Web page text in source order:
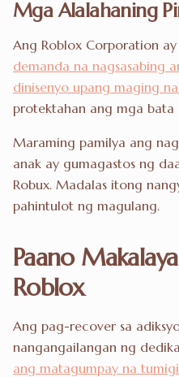
Mga Alalahaning
Ang Roblox Corporation ay
demanda na nagsasabing
dinisenyo upang maging
protektahan ang mga bata
Maraming pamilya ang
anak ay gumagastos ng
Robux. Madalas itong
pahintulot ng magulang.
Paano
Roblox
Ang pag-recover sa
nangangailangan ng
ang matagumpay na